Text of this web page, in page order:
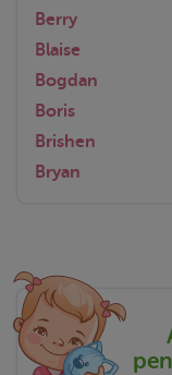
Berry
Blaise
Bogdan
Boris
Brishen
Bryan